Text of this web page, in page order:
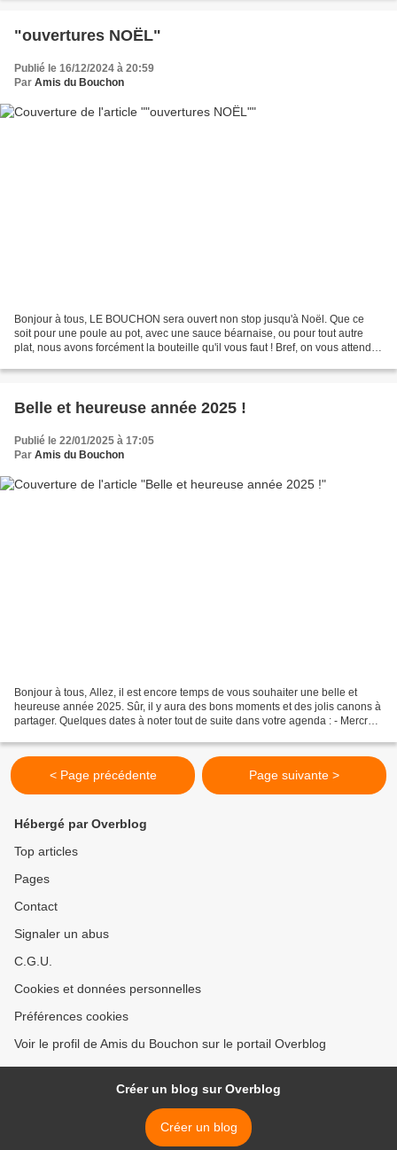
"ouvertures NOËL"
Publié le 16/12/2024 à 20:59
Par Amis du Bouchon
Bonjour à tous, LE BOUCHON sera ouvert non stop jusqu'à Noël. Que ce
soit pour une poule au pot, avec une sauce béarnaise, ou pour tout autre
plat, nous avons forcément la bouteille qu'il vous faut ! Bref, on vous attend
Belle et heureuse année 2025 !
Publié le 22/01/2025 à 17:05
Par Amis du Bouchon
Bonjour à tous, Allez, il est encore temps de vous souhaiter une belle et
heureuse année 2025. Sûr, il y aura des bons moments et des jolis canons à
partager. Quelques dates à noter tout de suite dans votre agenda : - Mercredi
< Page précédente Page suivante >
Hébergé par Overblog
Top articles
Pages
Contact
Signaler un abus
C.G.U.
Cookies et données personnelles
Préférences cookies
Voir le profil de Amis du Bouchon sur le portail Overblog
Créer un blog sur Overblog
Créer un blog